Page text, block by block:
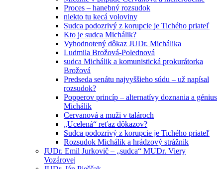
Proces – hanebný rozsudok
niekto tu kecá voloviny
Sudca podozrivý z korupcie je Tichého priateľ
Kto je sudca Michálik?
Vyhodnotený dôkaz JUDr. Michálika
Ludmila Brožová-Polednová
sudca Michálik a komunistická prokurátorka
Brožová
Predseda senátu najvyššieho súdu – už napísal
rozsudok?
Popperov princíp – alternatívy doznania a génius
Michálik
Cervanová a muži v talároch
„Ucelená“ reťaz dôkazov?
Sudca podozrivý z korupcie je Tichého priateľ
Rozsudok Michálik a hrádzový strážnik
JUDr. Emil Jurkovič – „sudca“ MUDr. Viery
Vozárovej